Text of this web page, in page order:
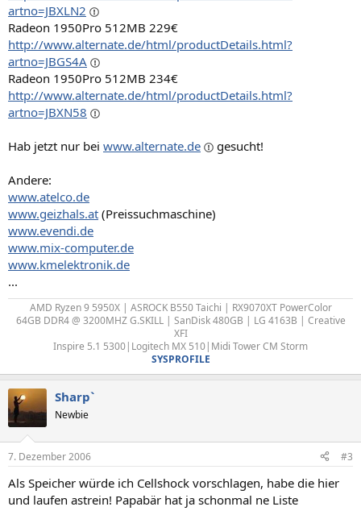
artno=JBXLN2
Radeon 1950Pro 512MB 229€
http://www.alternate.de/html/productDetails.html?
artno=JBGS4A
Radeon 1950Pro 512MB 234€
http://www.alternate.de/html/productDetails.html?
artno=JBXN58
Hab jetzt nur bei www.alternate.de gesucht!
Andere:
www.atelco.de
www.geizhals.at (Preissuchmaschine)
www.evendi.de
www.mix-computer.de
www.kmelektronik.de
...
AMD Ryzen 9 5950X | ASROCK B550 Taichi | RX9070XT PowerColor
64GB DDR4 @ 3200MHZ G.SKILL | SanDisk 480GB | LG 4163B | Creative
XFI
Inspire 5.1 5300|Logitech MX 510|Midi Tower CM Storm
SYSPROFILE
Sharp`
Newbie
7. Dezember 2006 #3
Als Speicher würde ich Cellshock vorschlagen, habe die hier
und laufen astrein! Papabär hat ja schonmal ne Liste